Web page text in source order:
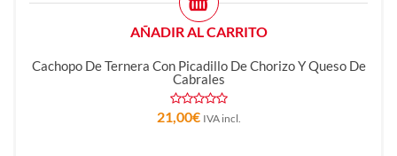
AÑADIR AL CARRITO
Cachopo De Ternera Con Picadillo De Chorizo Y Queso De
Cabrales
21,00€ IVA incl.